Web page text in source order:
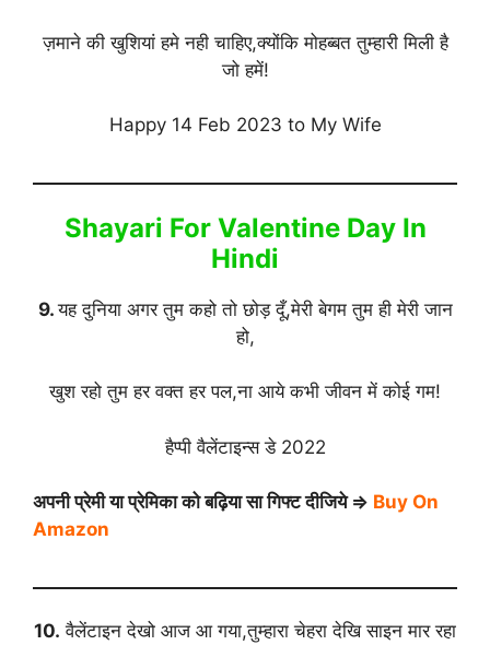
ज़माने की खुशियां हमे नही चाहिए,क्योंकि मोहब्बत तुम्हारी मिली है
जो हमें!
Happy 14 Feb 2023 to My Wife
Shayari For Valentine Day In
Hindi
9.यह दुनिया अगर तुम कहो तो छोड़ दूँ,मेरी बेगम तुम ही मेरी जान
हो,
खुश रहो तुम हर वक्त हर पल,ना आये कभी जीवन में कोई गम!
हैप्पी वैलेंटाइन्स डे 2022
अपनी प्रेमी या प्रेमिका को बढ़िया सा गिफ्ट दीजिये ⇒ Buy On
Amazon
10. वैलेंटाइन देखो आज आ गया,तुम्हारा चेहरा देखि साइन मार रहा